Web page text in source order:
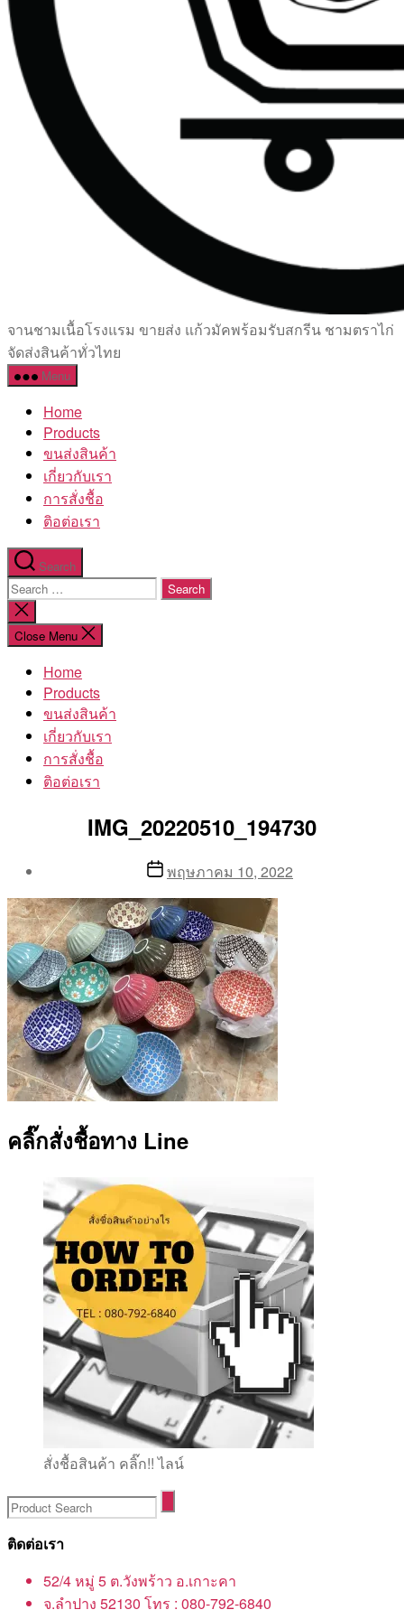
เซรามิค
ครบ
ครัน
โรงงาน
จานชามเนื้อโรงแรม ขายส่ง แก้วมัคพร้อมรับสกรีน ชามตราไก่
จัดส่งสินค้าทั่วไทย
Menu
Home
Products
ขนส่งสินค้า
เกี่ยวกับเรา
การสั่งชื้อ
ติอต่อเรา
Search
Search
for:
Close
search
Close Menu
Home
Products
ขนส่งสินค้า
เกี่ยวกับเรา
การสั่งชื้อ
ติอต่อเรา
IMG_20220510_194730
By
Aea
Postพฤษภาคม 10, 2022
คลิ๊กสั่งชื้อทาง Line
สั่งชื้อสินค้า คลิ๊ก!! ไลน์
ติดต่อเรา
52/4 หมู่ 5 ต.วังพร้าว อ.เกาะคา
จ.ลำปาง 52130 โทร : 080-792-6840